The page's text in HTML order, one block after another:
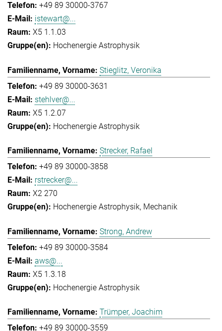
+49 89 30000-3767
istewart@...
X5 1.1.03
Hochenergie Astrophysik
Stieglitz, Veronika
+49 89 30000-3631
stehlver@...
X5 1.2.07
Hochenergie Astrophysik
Strecker, Rafael
+49 89 30000-3858
rstrecker@...
X2 270
Hochenergie Astrophysik Mechanik
Strong, Andrew
+49 89 30000-3584
aws@...
X5 1.3.18
Hochenergie Astrophysik
Trümper, Joachim
+49 89 30000-3559